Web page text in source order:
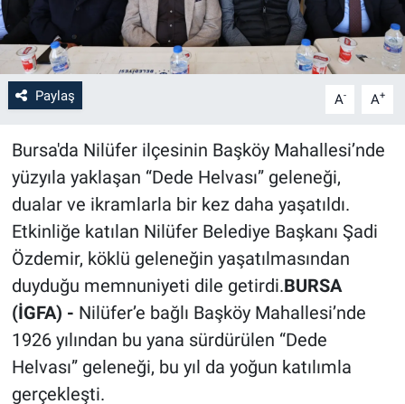
Paylaş A- A+
Bursa'da Nilüfer ilçesinin Başköy Mahallesi’nde
yüzyıla yaklaşan “Dede Helvası” geleneği,
dualar ve ikramlarla bir kez daha yaşatıldı.
Etkinliğe katılan Nilüfer Belediye Başkanı Şadi
Özdemir, köklü geleneğin yaşatılmasından
duyduğu memnuniyeti dile getirdi.BURSA
(İGFA) - Nilüfer’e bağlı Başköy Mahallesi’nde
1926 yılından bu yana sürdürülen “Dede
Helvası” geleneği, bu yıl da yoğun katılımla
gerçekleşti.